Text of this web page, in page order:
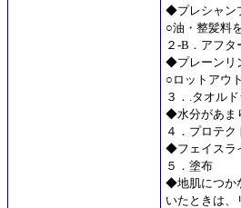
◆プレシャン
○油・整髪料
２-B．アフタ
◆プレーンリ
○ロットアウ
３．.タオルド
◆水分があま
４．プロテク
◆フェイスラ
５．塗布
◆地肌につか
いたときは、